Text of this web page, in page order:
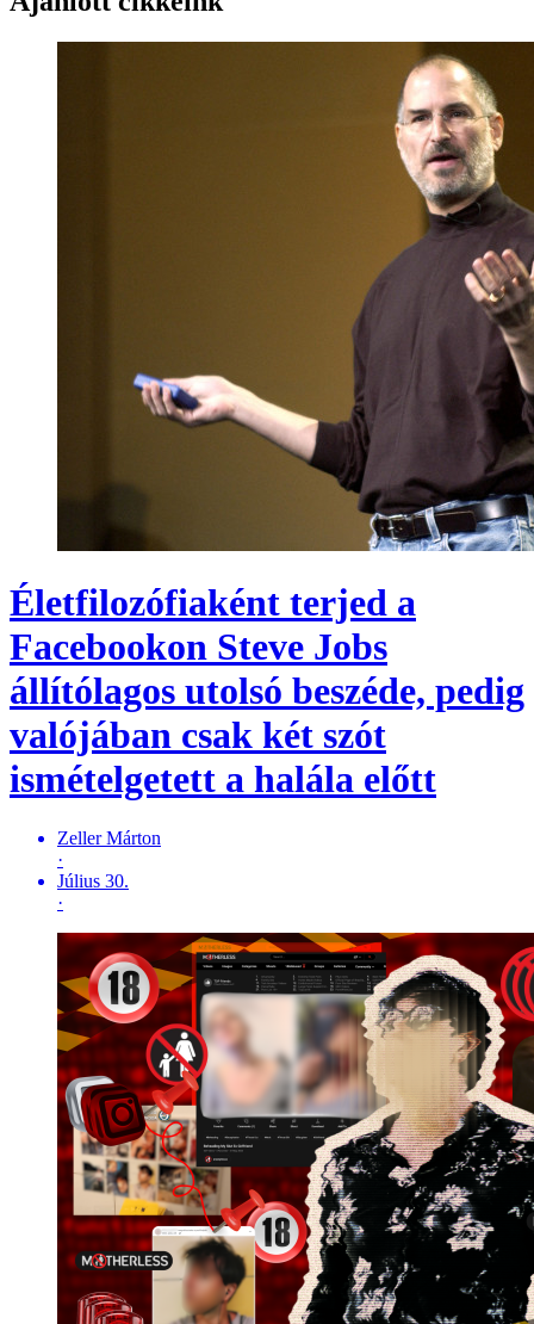
Életfilozófiaként terjed a
Facebookon Steve Jobs
állítólagos utolsó beszéde, pedig
valójában csak két szót
ismételgetett a halála előtt
Zeller Márton
·
Július 30.
·